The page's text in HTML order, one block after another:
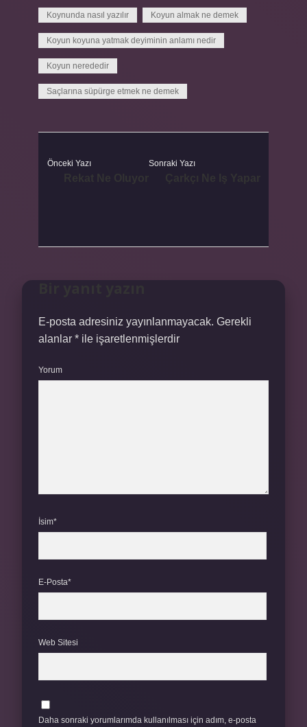
Koynunda nasıl yazılır Koyun almak ne demek
Koyun koyuna yatmak deyiminin anlamı nedir
Koyun nerededir
Saçlarına süpürge etmek ne demek
Önceki Yazı Sonraki Yazı
E-posta adresiniz yayınlanmayacak. Gerekli
alanlar * ile işaretlenmişlerdir
Yorum
İsim*
E-Posta*
Web Sitesi
Daha sonraki yorumlarımda kullanılması için adım, e-posta